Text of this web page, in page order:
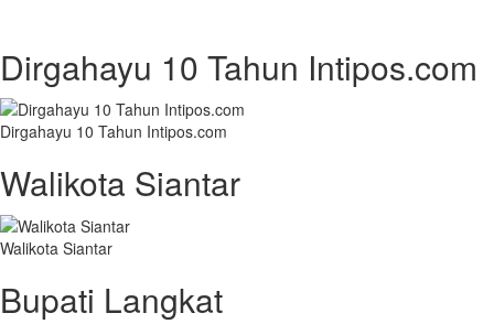
Dirgahayu 10 Tahun Intipos.com
Dirgahayu 10 Tahun Intipos.com
Walikota Siantar
Walikota Siantar
Bupati Langkat